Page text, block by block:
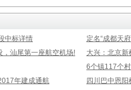
中标详情
定名“成都天
汕尾第一座航空机场!
大兴：北京新
6个镇117个村
年建成通航
四川巴中恩